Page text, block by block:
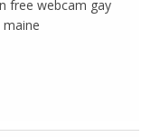
free webcam gay